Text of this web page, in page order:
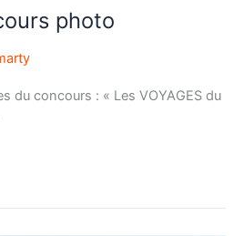
photo
du concours : « Les VOYAGES du